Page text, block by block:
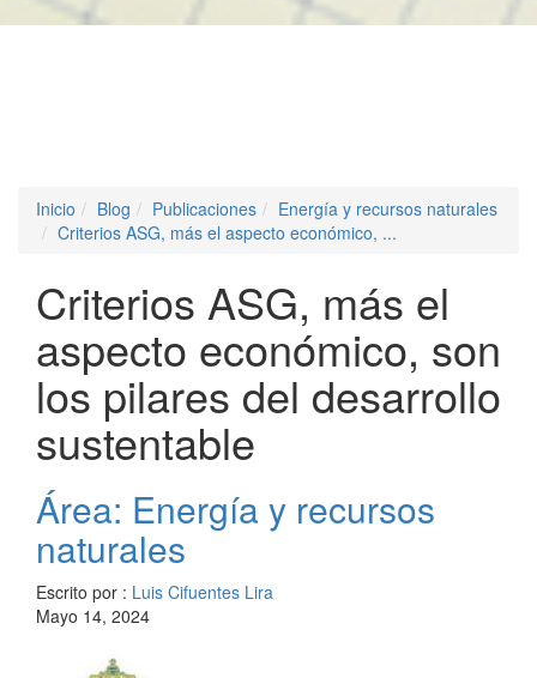
Inicio Blog Publicaciones
Energía y recursos naturales
Criterios ASG, más el aspecto económico, ...
Criterios ASG, más el
aspecto económico, son
los pilares del desarrollo
sustentable
Área: Energía y recursos
naturales
Escrito por : Luis Cifuentes Lira
Mayo 14, 2024